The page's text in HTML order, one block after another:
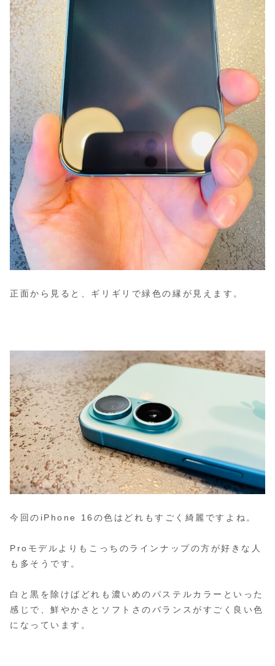
正面から見ると、ギリギリで緑色の縁が見えます。
今回のiPhone 16の色はどれもすごく綺麗ですよね。
Proモデルよりもこっちのラインナップの方が好きな人
も多そうです。
白と黒を除けばどれも濃いめのパステルカラーといった
感じで、鮮やかさとソフトさのバランスがすごく良い色
になっています。